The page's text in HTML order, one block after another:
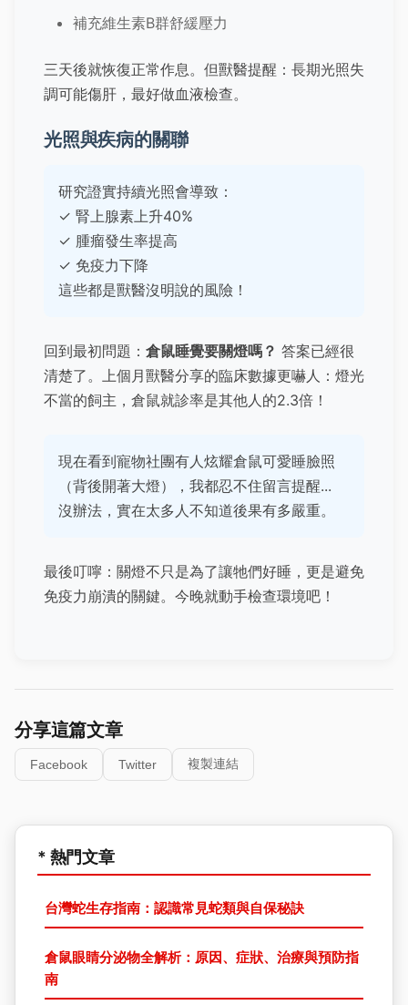
補充維生素B群舒緩壓力
三天後就恢復正常作息。但獸醫提醒：長期光照失
調可能傷肝，最好做血液檢查。
光照與疾病的關聯
研究證實持續光照會導致：
✓ 腎上腺素上升40%
✓ 腫瘤發生率提高
✓ 免疫力下降
這些都是獸醫沒明說的風險！
回到最初問題： 倉鼠睡覺要關燈嗎？ 答案已經很
清楚了。上個月獸醫分享的臨床數據更嚇人：燈光
不當的飼主，倉鼠就診率是其他人的2.3倍！
現在看到寵物社團有人炫耀倉鼠可愛睡臉照
（背後開著大燈），我都忍不住留言提醒...
沒辦法，實在太多人不知道後果有多嚴重。
最後叮嚀：關燈不只是為了讓牠們好睡，更是避免
免疫力崩潰的關鍵。今晚就動手檢查環境吧！
分享這篇文章
Facebook Twitter 複製連結
* 熱門文章
台灣蛇生存指南：認識常見蛇類與自保秘訣
倉鼠眼睛分泌物全解析：原因、症狀、治療與預防指
南